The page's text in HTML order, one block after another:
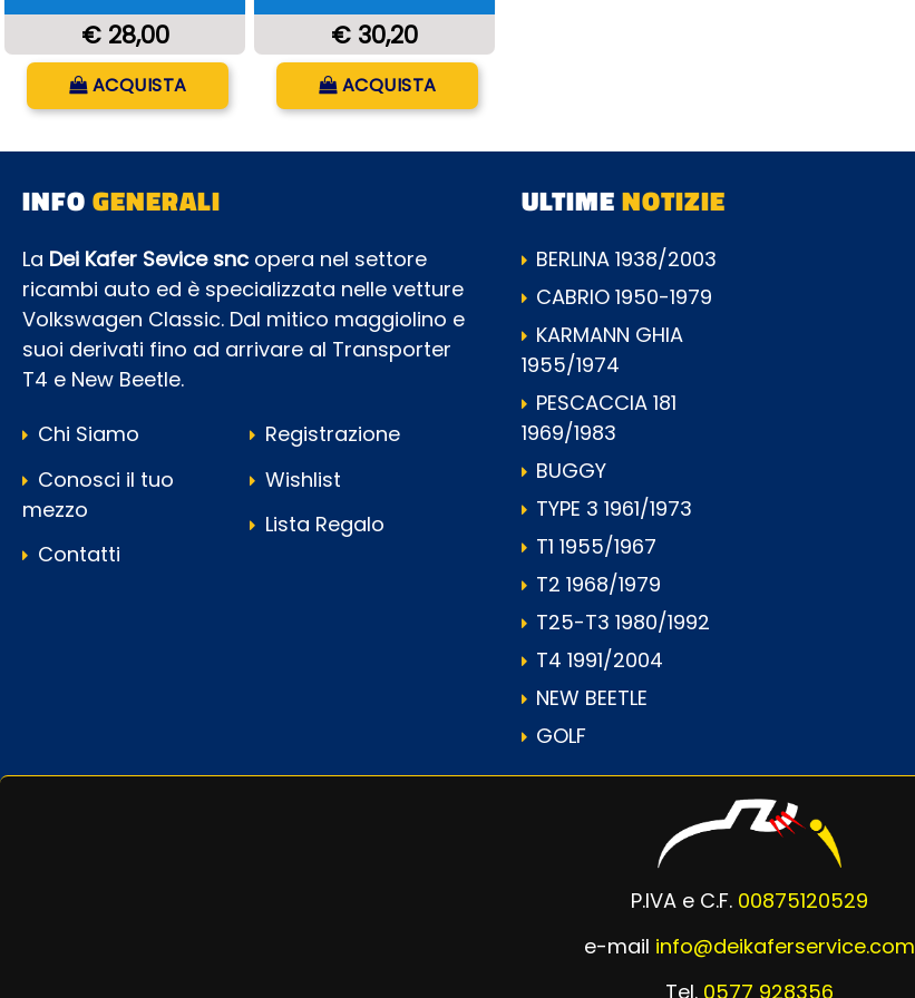
€ 28,00
ACQUISTA
€ 30,20
ACQUISTA
INFOGENERALI
La Dei Kafer Sevice snc opera nel settore
ricambi auto ed è specializzata nelle vetture
Volkswagen Classic. Dal mitico maggiolino e
suoi derivati fino ad arrivare al Transporter
T4 e New Beetle.
Chi Siamo
Conosci il tuo
mezzo
Contatti
Registrazione
Wishlist
Lista Regalo
ULTIMENOTIZIE
BERLINA 1938/2003
CABRIO 1950-1979
KARMANN GHIA
1955/1974
PESCACCIA 181
1969/1983
BUGGY
TYPE 3 1961/1973
T1 1955/1967
T2 1968/1979
T25-T3 1980/1992
T4 1991/2004
NEW BEETLE
GOLF
P.IVA e C.F. 00875120529
e-mail info@deikaferservice.com
Tel. 0577 928356